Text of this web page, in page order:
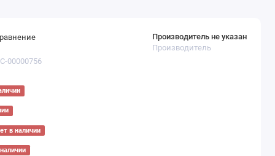
00000756
Производитель не указан
Производитель
в наличии